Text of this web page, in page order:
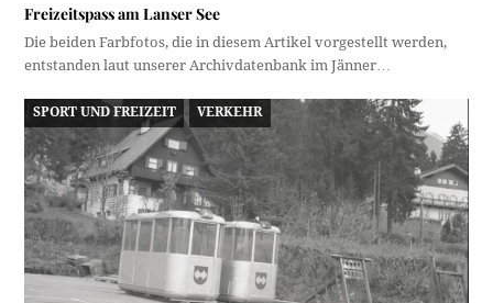
Freizeitspass am Lanser See
Die beiden Farbfotos, die in diesem Artikel vorgestellt werden,
entstanden laut unserer Archivdatenbank im Jänner…
SPORT UND FREIZEIT VERKEHR